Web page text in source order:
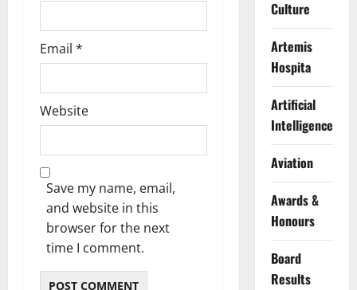
Email *
Website
Save my name, email,
and website in this
browser for the next
time I comment.
Culture
Artemis
Hospita
Artificial
Intelligence
Aviation
Awards &
Honours
Board
Results